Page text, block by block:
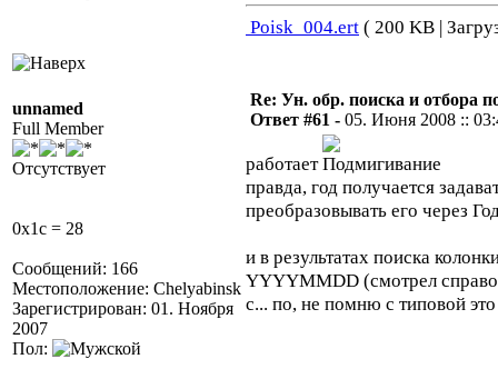
Poisk_004.ert ( 200 KB |
unnamed
Full Member
Отсутствует
0x1c = 28
Сообщений: 166
Местоположение: Chelyabinsk
Зарегистрирован: 01. Ноября
2007
Пол:
Re: Ун. обр. поиска и отбора
Ответ #61 - 05. Июня 2008 ::
работает
правда, год получается
преобразовывать его через
и в результатах поиска
YYYYMMDD (смотрел
с... по, не помню с типовой